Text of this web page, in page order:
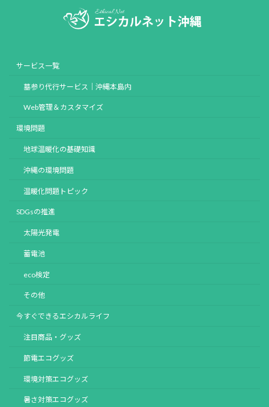
サービス一覧
墓参り代行サービス｜沖縄本島内
Web管理＆カスタマイズ
環境問題
地球温暖化の基礎知識
沖縄の環境問題
温暖化問題トピック
SDGsの推進
太陽光発電
蓄電池
eco検定
その他
今すぐできるエシカルライフ
注目商品・グッズ
節電エコグッズ
環境対策エコグッズ
暑さ対策エコグッズ